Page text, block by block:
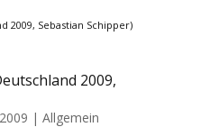
2009, Sebastian Schipper)
2009,
| Allgemein